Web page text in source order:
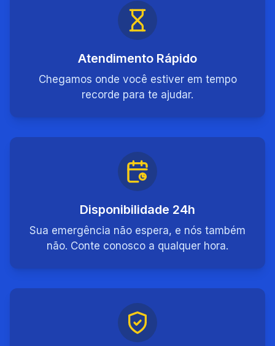
Atendimento Rápido
Chegamos onde você estiver em tempo
recorde para te ajudar.
Disponibilidade 24h
Sua emergência não espera, e nós também
não. Conte conosco a qualquer hora.